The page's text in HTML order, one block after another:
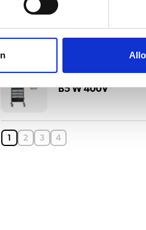
B5 W 400V
1 2 3 4